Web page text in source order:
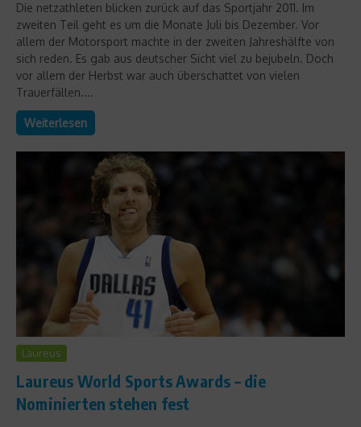
Die netzathleten blicken zurück auf das Sportjahr 2011. Im
zweiten Teil geht es um die Monate Juli bis Dezember. Vor
allem der Motorsport machte in der zweiten Jahreshälfte von
sich reden. Es gab aus deutscher Sicht viel zu bejubeln. Doch
vor allem der Herbst war auch überschattet von vielen
Trauerfällen....
Weiterlesen
Laureus
Laureus World Sports Awards – die
Nominierten stehen fest